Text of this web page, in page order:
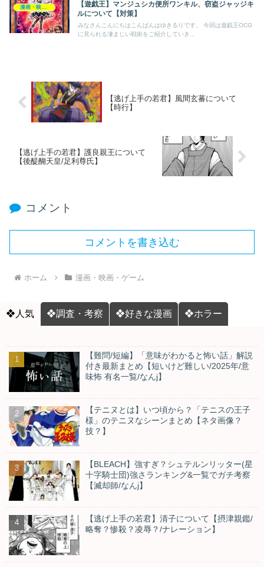
漫画・映画・ゲーム
【遊戯王】マンジュシカ便所ワンキル、窃盗ジャッジキ
ルについて【対策】
みなさんこんにちはこんばんはゆきるりです。 今回は遊戯王OCG
に見られる凄まじい戦術をご紹介していき...
【逃げ上手の若君】風間玄蕃について
【時行】
【逃げ上手の若君】護良親王について
【後醍醐天皇/足利尊氏】
コメント
コメントを書き込む
ホーム 漫画・映画・ゲーム
❖人気 ❖調査・考察 ❖好きな漫画 ❖ホラー
【難問/短編】「意味がわかると怖い話」解説
付き最新まとめ【短いけど難しい/2025年/意
味怖 有名一覧/なんj】
【テニヌとは】いつ頃から？「テニスの王子
様」のテニヌなシーンまとめ【ネタ画像？
技？】
【BLEACH】強すぎ？シュテルンリッター(星
十字騎士団)強さランキング&一覧でガチ考察
【滅却師/なんj】
【逃げ上手の若君】清子について【摂津親鑑/
略奪？惨殺？凌辱？/ナレーション】